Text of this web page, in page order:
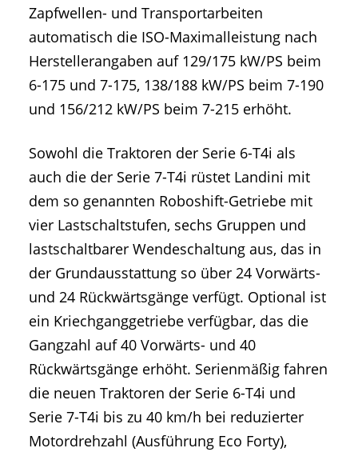
Zapfwellen- und Transportarbeiten
automatisch die ISO-Maximalleistung nach
Herstellerangaben auf 129/175 kW/PS beim
6-175 und 7-175, 138/188 kW/PS beim 7-190
und 156/212 kW/PS beim 7-215 erhöht.
Sowohl die Traktoren der Serie 6-T4i als
auch die der Serie 7-T4i rüstet Landini mit
dem so genannten Roboshift-Getriebe mit
vier Lastschaltstufen, sechs Gruppen und
lastschaltbarer Wendeschaltung aus, das in
der Grundausstattung so über 24 Vorwärts-
und 24 Rückwärtsgänge verfügt. Optional ist
ein Kriechganggetriebe verfügbar, das die
Gangzahl auf 40 Vorwärts- und 40
Rückwärtsgänge erhöht. Serienmäßig fahren
die neuen Traktoren der Serie 6-T4i und
Serie 7-T4i bis zu 40 km/h bei reduzierter
Motordrehzahl (Ausführung Eco Forty),